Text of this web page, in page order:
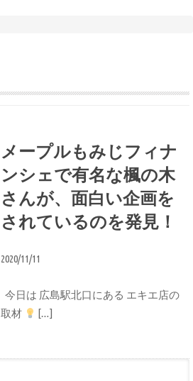
メープルもみじフィナ
ンシェで有名な楓の木
さんが、面白い企画を
されているのを発見！
2020/11/11
今日は 広島駅北口にある エキエ店の
取材
[…]